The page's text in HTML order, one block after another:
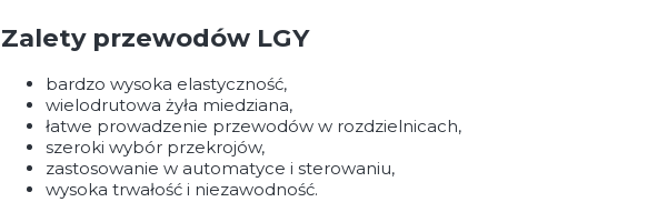
Zalety przewodów LGY
bardzo wysoka elastyczność,
wielodrutowa żyła miedziana,
łatwe prowadzenie przewodów w rozdzielnicach,
szeroki wybór przekrojów,
zastosowanie w automatyce i sterowaniu,
wysoka trwałość i niezawodność.